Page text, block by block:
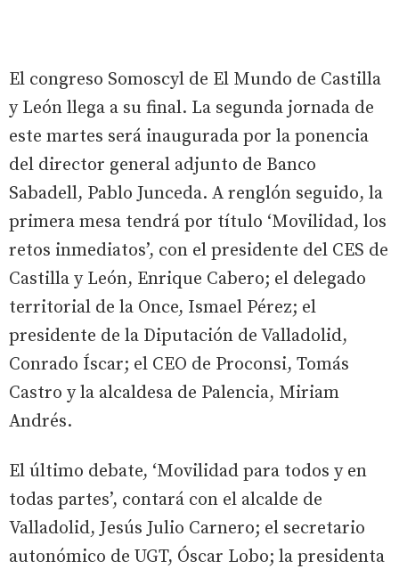
El congreso Somoscyl de El Mundo de Castilla
y León llega a su final. La segunda jornada de
este martes será inaugurada por la ponencia
del director general adjunto de Banco
Sabadell, Pablo Junceda. A renglón seguido, la
primera mesa tendrá por título ‘Movilidad, los
retos inmediatos’, con el presidente del CES de
Castilla y León, Enrique Cabero; el delegado
territorial de la Once, Ismael Pérez; el
presidente de la Diputación de Valladolid,
Conrado Íscar; el CEO de Proconsi, Tomás
Castro y la alcaldesa de Palencia, Miriam
Andrés.
El último debate, ‘Movilidad para todos y en
todas partes’, contará con el alcalde de
Valladolid, Jesús Julio Carnero; el secretario
autonómico de UGT, Óscar Lobo; la presidenta